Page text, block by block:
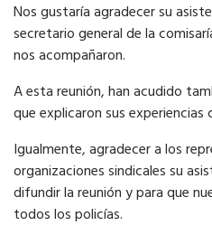
Nos gustaría agradecer su
secretario general de la
nos acompañaron.
A esta reunión, han acudido
que explicaron sus experiencias
Igualmente, agradecer a los
organizaciones sindicales su
difundir la reunión y para que
todos los policías.